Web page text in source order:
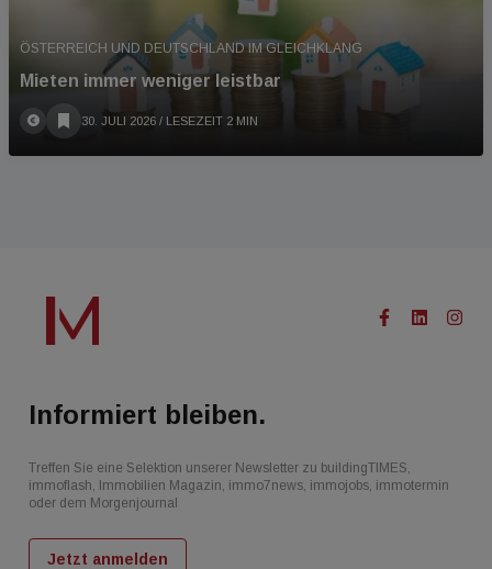
ÖSTERREICH UND DEUTSCHLAND IM GLEICHKLANG
Mieten immer weniger leistbar
30. JULI 2026 / LESEZEIT 2 MIN
Informiert bleiben.
Treffen Sie eine Selektion unserer Newsletter zu buildingTIMES,
immoflash, Immobilien Magazin, immo7news, immojobs, immotermin
oder dem Morgenjournal
Jetzt anmelden